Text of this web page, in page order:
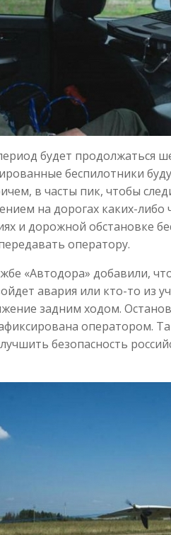
будет продолжаться
беспилотники
в часты пик, чтобы
на дорогах каких-
и дорожной обстановке
оператору.
«Автодора» добавили,
авария или кто-то из
задним ходом.
оператором.
безопасность